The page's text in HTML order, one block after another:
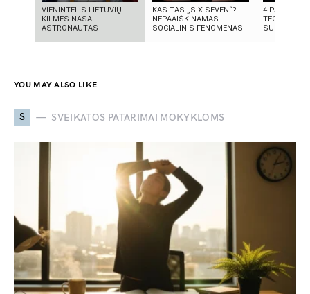
VIENINTELIS LIETUVIŲ
KILMĖS NASA
ASTRONAUTAS
KAS TAS „SIX-SEVEN“?
NEPAAIŠKINAMAS
SOCIALINIS FENOMENAS
4
SUKŪRĖ
YOU MAY ALSO LIKE
S SVEIKATOS PATARIMAI MOKYKLOMS